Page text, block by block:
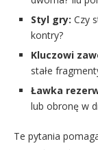
Styl gry: Czy
kontry?
Kluczowi
stałe
Ławka
lub obronę w
Te pytania